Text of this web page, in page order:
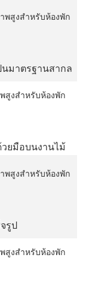
มาตรฐานสากล
ยมือบนงานไม้
รูป